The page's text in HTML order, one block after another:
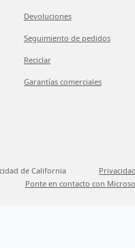
Devoluciones
Seguimiento de pedidos
Reciclar
Garantías comerciales
de California
Ponte en contacto con